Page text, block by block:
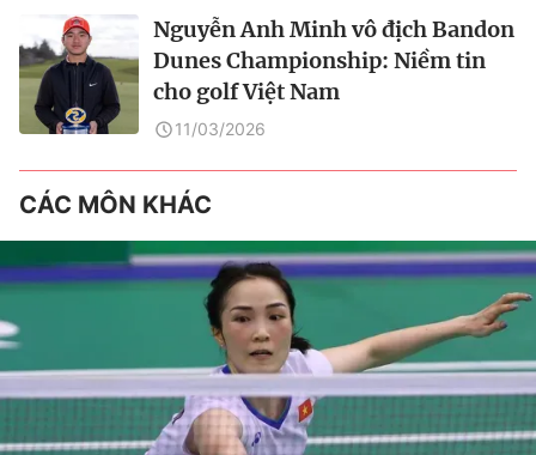
Nguyễn Anh Minh vô địch Bandon
Dunes Championship: Niềm tin
cho golf Việt Nam
11/03/2026
CÁC MÔN KHÁC